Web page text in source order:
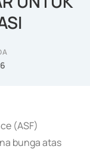
(ASF)
bunga atas